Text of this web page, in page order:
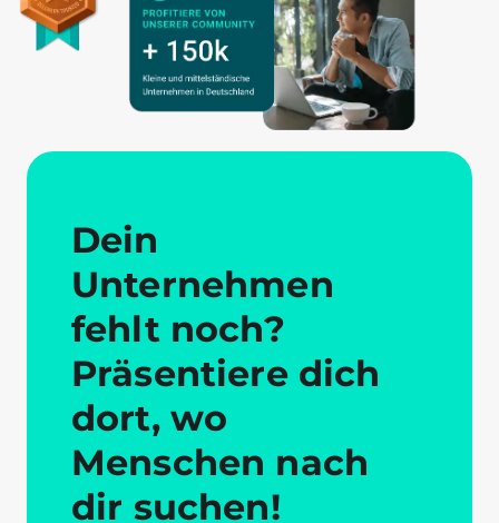
Dein
Unternehmen
fehlt noch?
Präsentiere dich
dort, wo
Menschen nach
dir suchen!